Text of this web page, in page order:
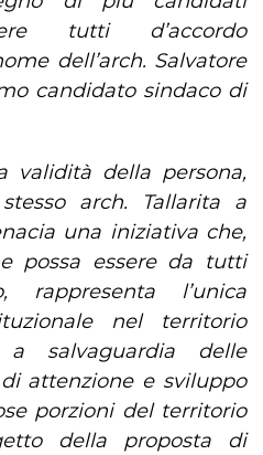
tutti d’accordo
dell’arch. Salvatore
candidato sindaco di
validità della persona,
arch. Tallarita a
una iniziativa che,
possa essere da tutti
rappresenta l’unica
nel territorio
salvaguardia delle
attenzione e sviluppo
porzioni del territorio
della proposta di